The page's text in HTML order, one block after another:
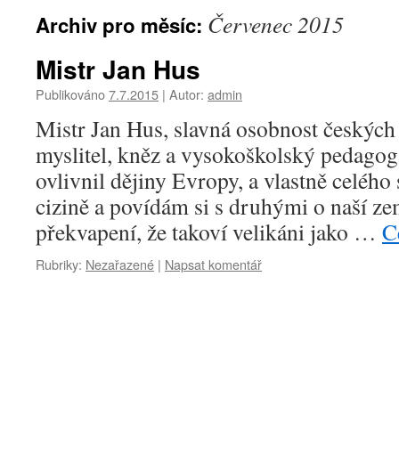
Archiv pro měsíc: Červenec 2015
Mistr Jan Hus
Publikováno7.7.2015 | Autor: admin
Mistr Jan Hus, slavná osobnost
myslitel, kněz a vysokoškolský
ovlivnil dějiny Evropy, a vlastně
cizině a povídám si s druhými o naší
překvapení, že takoví velikáni jako …
Rubriky: Nezařazené | Napsat komentář